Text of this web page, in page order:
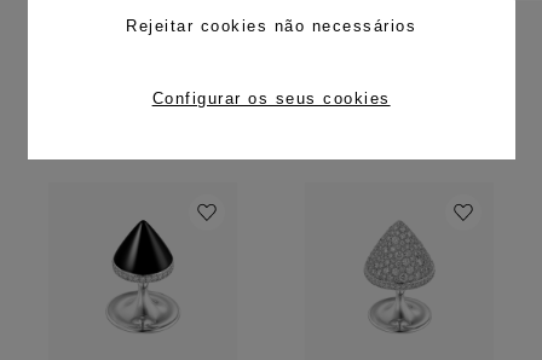
Rejeitar cookies não necessários
Configurar os seus cookies